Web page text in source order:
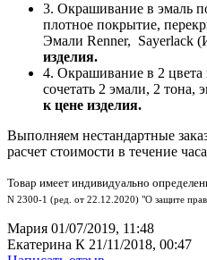
3. Окрашивание в эмаль
плотное покрытие,
Эмали Renner, Sayerlack
изделия.
4. Окрашивание в 2
сочетать 2 эмали, 2 тона,
к цене изделия.
Выполняем нестандартные
расчет стоимости в течение
Товар имеет индивидуально
N 2300-1 (ред. от 22.12.2020) "О защите прав
Мария 01/07/2019, 11:48
Екатерина К 21/11/2018, 00:47